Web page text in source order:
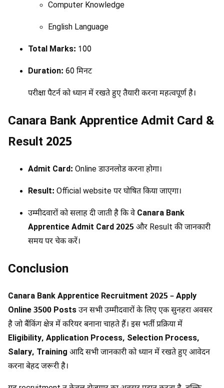
Computer Knowledge
English Language
Total Marks: 100
Duration: 60 मिनट
परीक्षा पैटर्न को ध्यान में रखते हुए तैयारी करना महत्वपूर्ण है।
Canara Bank Apprentice Admit Card &
Result 2025
Admit Card: Online डाउनलोड करना होगा।
Result: Official website पर घोषित किया जाएगा।
उम्मीदवारों को सलाह दी जाती है कि वेCanara Bank
Apprentice Admit Card 2025और Result की जानकारी
समय पर चेक करें।
Conclusion
Canara Bank Apprentice Recruitment 2025 – Apply
Online 3500 Postsउन सभी उम्मीदवारों के लिए एक सुनहरा अवसर
है जो बैंकिंग क्षेत्र में करियर बनाना चाहते हैं। इस भर्ती प्रक्रिया में
Eligibility, Application Process, Selection Process,
Salary, Training आदि सभी जानकारी को ध्यान में रखते हुए आवेदन
करना बेहद जरूरी है।